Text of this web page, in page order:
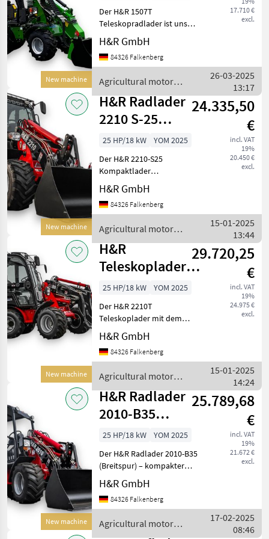
New machine
Teleskop 1507T
17.710 €
excl.
Der H&R 1507T
Teleskopradlader ist unser
kleinster Hoflader mit
Teleskop - perfekt geeignet
für enge
einer Hubkraft von 700 kg
hebt der H&R
H&R GmbH
84326 Falkenberg
Agricultural motor
vehicles / H&R
26-03-2025
13:17
New machine
H&R Radlader
2210 S-25
Hoflader mit
schmaler Spur
24.335,50
€
incl. VAT
19%
20.450 €
excl.
25 HP/18 kW
YOM 2025
Der H&R 2210-S25
Kompaktlader
(Schmalspur) - ideal für
enge Arbeitsumgebungen.
Der neue 3 Zylinder Perkins
effizient und erfüllt die neu
H&R GmbH
84326 Falkenberg
Agricultural motor
vehicles / H&R
15-01-2025
13:44
New machine
H&R
Teleskoplader
2210-T Hoflader
mit Teleskop
29.720,25
€
incl. VAT
19%
24.975 €
excl.
25 HP/18 kW
YOM 2025
Der H&R 2210T
Teleskoplader mit dem
neuen 3 Zylinder Perkins
Turbo Motor 18, 5 KW,
(Mannheim Deutschland)
auch ohne Rußfilter Der
neue Tur
H&R GmbH
84326 Falkenberg
Agricultural motor
vehicles / H&R
15-01-2025
14:24
New machine
H&R Radlader
2010-B35
Kompaktlader
25.789,68
€
incl. VAT
19%
21.672 €
excl.
25 HP/18 kW
YOM 2025
Der H&R Radlader 2010-B35
(Breitspur) – kompakter
Lader mit breiter Spur für
mehr Stabilität. Der neue 3
Zylinder Perkins Turbo
Deutschla
H&R GmbH
84326 Falkenberg
Agricultural motor
vehicles / H&R
17-02-2025
08:46